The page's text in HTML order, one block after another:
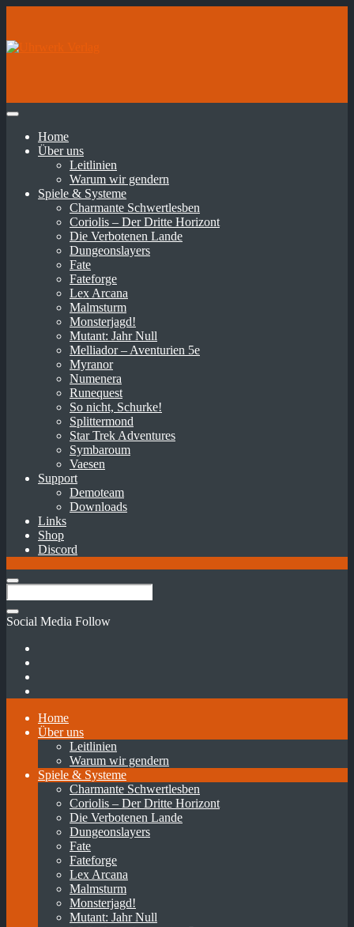
Home
Über uns
Leitlinien
Warum wir gendern
Spiele & Systeme
Charmante Schwertlesben
Coriolis – Der Dritte Horizont
Die Verbotenen Lande
Dungeonslayers
Fate
Fateforge
Lex Arcana
Malmsturm
Monsterjagd!
Mutant: Jahr Null
Melliador – Aventurien 5e
Myranor
Numenera
Runequest
So nicht, Schurke!
Splittermond
Star Trek Adventures
Symbaroum
Vaesen
Support
Demoteam
Downloads
Links
Shop
Discord
Social Media Follow
Home
Über uns
Leitlinien
Warum wir gendern
Spiele & Systeme
Charmante Schwertlesben
Coriolis – Der Dritte Horizont
Die Verbotenen Lande
Dungeonslayers
Fate
Fateforge
Lex Arcana
Malmsturm
Monsterjagd!
Mutant: Jahr Null